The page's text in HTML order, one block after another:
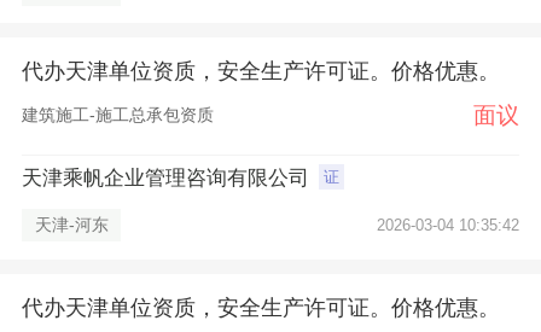
代办天津单位资质，安全生产许可证。价格优惠。
建筑施工-施工总承包资质 面议
天津乘帆企业管理咨询有限公司 证
天津-河东 2026-03-04 10:35:42
代办天津单位资质，安全生产许可证。价格优惠。